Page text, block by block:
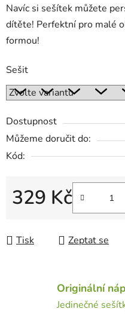
Navíc si sešítek můžete
dítěte! Perfektní pro malé
formou!
Sešit
Dostupnost
Můžeme doručit do:
Kód:
329 Kč
Tisk Zeptat se
Originální
Jedinečné